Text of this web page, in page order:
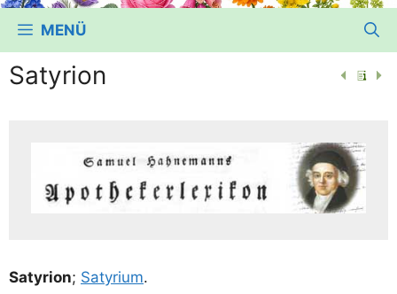
MENÜ
Satyrion
Saty­ri­on; Saty­ri­um.